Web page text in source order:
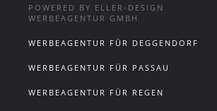
POWERED BY ELLER-DESIGN
WERBEAGENTUR GMBH
WERBEAGENTUR FÜR DEGGENDORF
WERBEAGENTUR FÜR PASSAU
WERBEAGENTUR FÜR REGEN